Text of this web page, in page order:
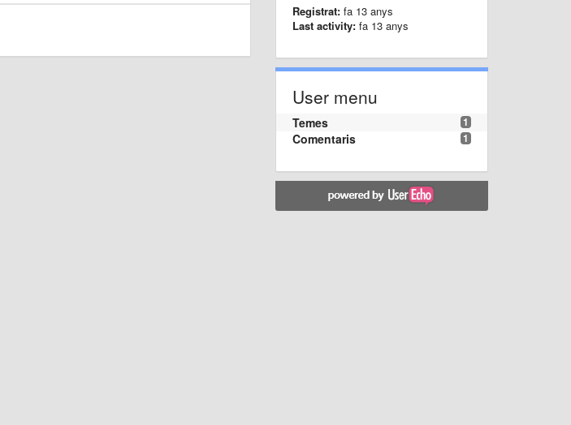
Registrat: fa 13 anys
Last activity: fa 13 anys
User menu
1
Temes
1
Comentaris